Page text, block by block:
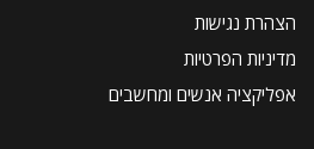
הצהרת נגישות
מדיניות הפרטיות
אפליקציה אנשים ומחשבים